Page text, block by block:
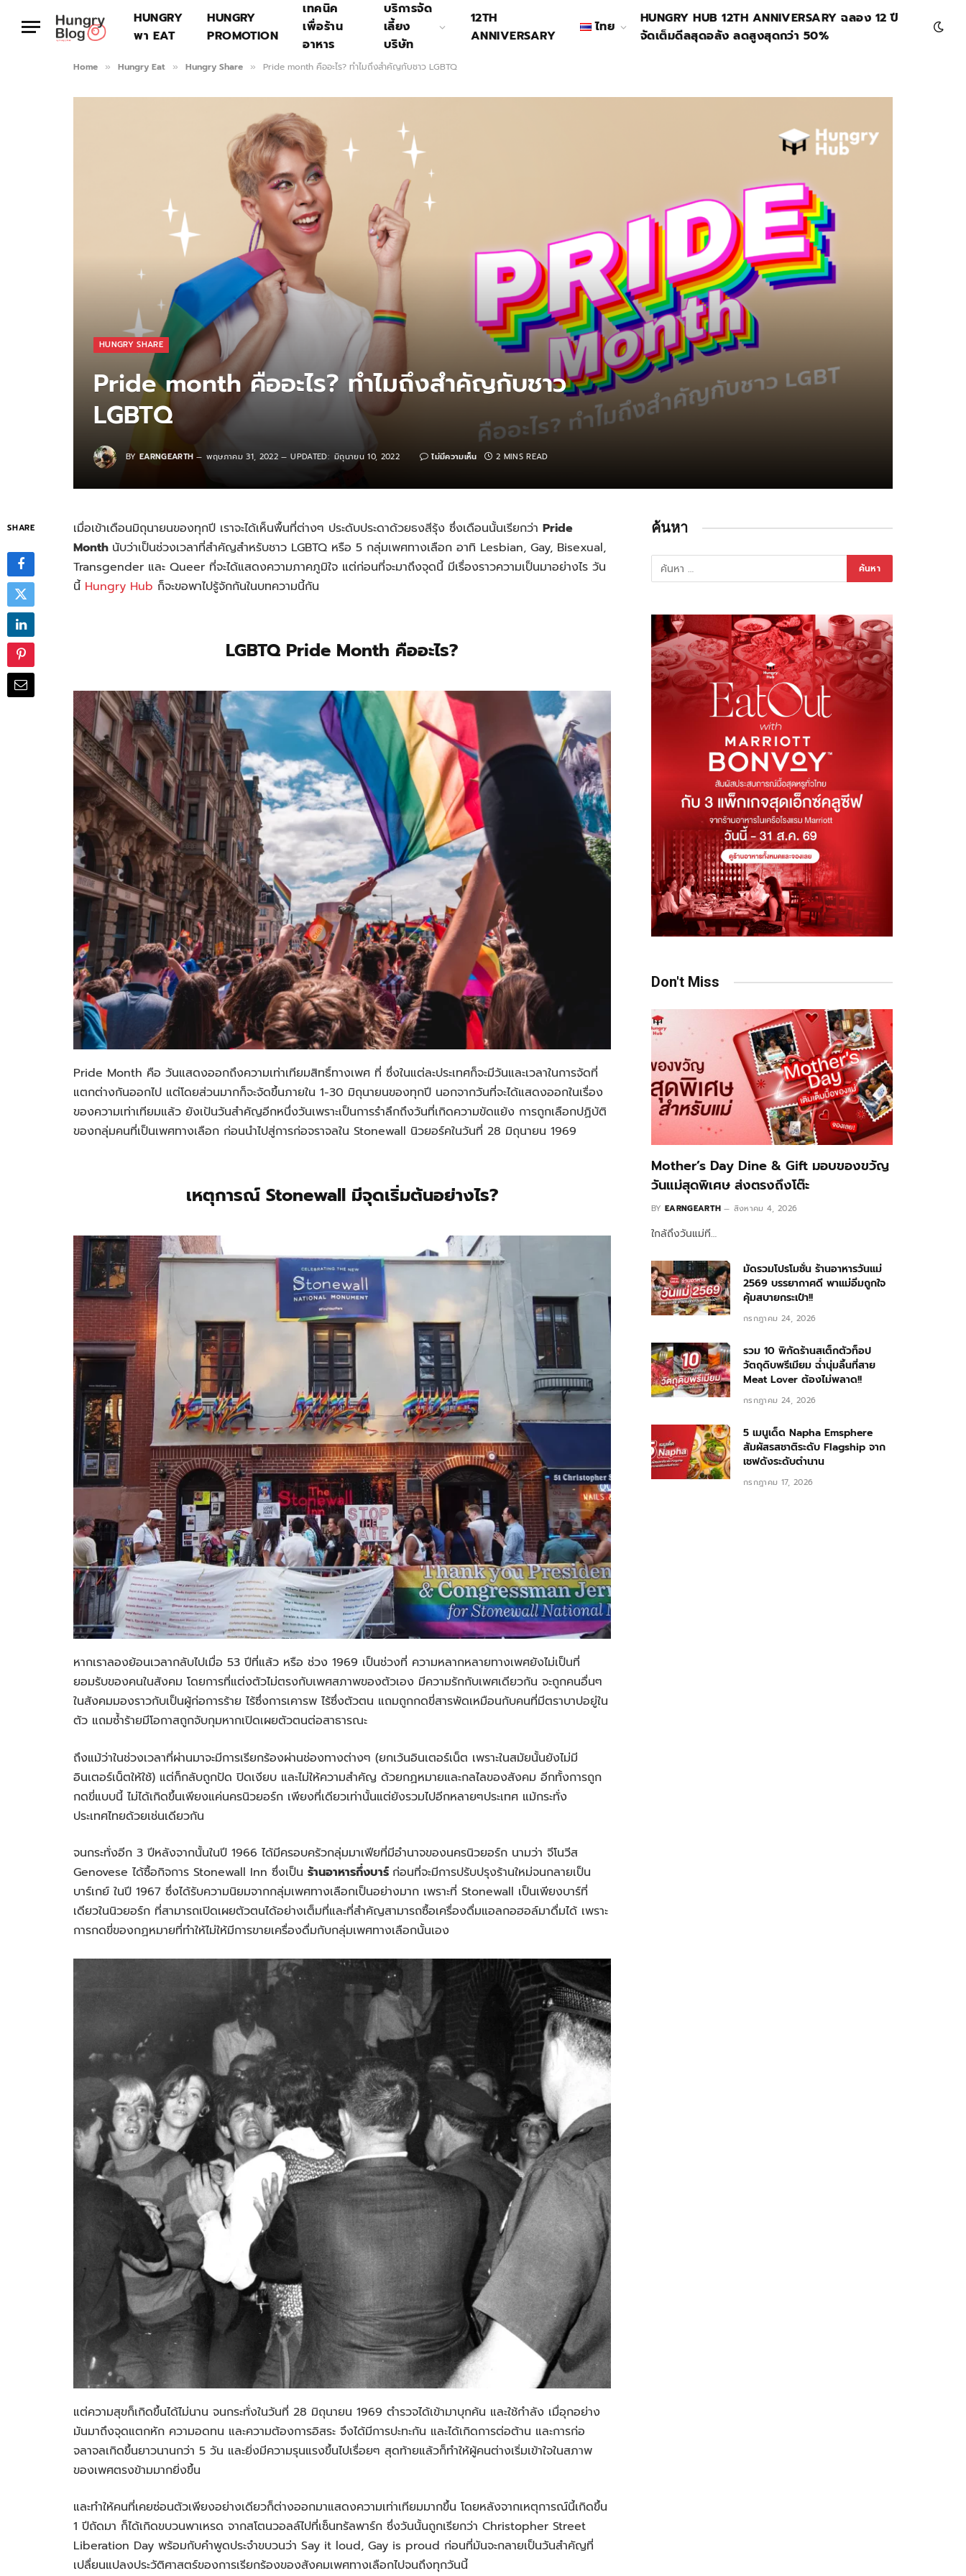
HUNGRY
พา EAT
HUNGRY
PROMOTION
เทคนิค
เพื่อร้าน
อาหาร
บริการจัด
เลี้ยง
บริษัท
12TH
ANNIVERSARY
ไทย
HUNGRY HUB 12TH ANNIVERSARY ฉลอง 12 ปี
จัดเต็มดีลสุดอลัง ลดสูงสุดกว่า 50%
Home » Hungry Eat » Hungry Share » Pride month คืออะไร? ทำไมถึงสำคัญกับชาว LGBTQ
HUNGRY SHARE
Pride month คืออะไร? ทำไมถึงสำคัญกับชาว
LGBTQ
BY EARNGEARTH พฤษภาคม 31, 2022 UPDATED: มิถุนายน 10, 2022 ไม่มีความเห็น 2 MINS READ
SHARE เมื่อเข้าเดือนมิถุนายนของทุกปี เราจะได้เห็นพื้นที่ต่างๆ ประดับประดาด้วยธงสีรุ้ง ซึ่งเดือนนั้นเรียกว่า Pride
Month นับว่าเป็นช่วงเวลาที่สำคัญสำหรับชาว LGBTQ หรือ 5 กลุ่มเพศทางเลือก อาทิ Lesbian, Gay, Bisexual,
Transgender และ Queer ที่จะได้แสดงความภาคภูมิใจ แต่ก่อนที่จะมาถึงจุดนี้ มีเรื่องราวความเป็นมาอย่างไร วัน
นี้ Hungry Hub ก็จะขอพาไปรู้จักกันในบทความนี้กัน
LGBTQ Pride Month คืออะไร?
Pride Month คือ วันแสดงออกถึงความเท่าเทียมสิทธิ์ทางเพศ ที่ ซึ่งในแต่ละประเทศก็จะมีวันและเวลาในการจัดที่
แตกต่างกันออกไป แต่โดยส่วนมากก็จะจัดขึ้นภายใน 1-30 มิถุนายนของทุกปี นอกจากวันที่จะได้แสดงออกในเรื่อง
ของความเท่าเทียมแล้ว ยังเป้นวันสำคัญอีกหนึ่งวันเพราะเป็นการรำลึกถึงวันที่เกิดความขัดแย้ง การถูกเลือกปฏิบัติ
ของกลุ่มคนที่เป็นเพศทางเลือก ก่อนนำไปสู่การก่อจราจลใน Stonewall นิวยอร์คในวันที่ 28 มิถุนายน 1969
เหตุการณ์ Stonewall มีจุดเริ่มต้นอย่างไร?
หากเราลองย้อนเวลากลับไปเมื่อ 53 ปีที่แล้ว หรือ ช่วง 1969 เป็นช่วงที่ ความหลากหลายทางเพศยังไม่เป็นที่
ยอมรับของคนในสังคม โดยการที่แต่งตัวไม่ตรงกับเพศสภาพของตัวเอง มีความรักกับเพศเดียวกัน จะถูกคนอื่นๆ
ในสังคมมองราวกับเป็นผู้ก่อการร้าย ไร้ซึ่งการเคารพ ไร้ซึ่งตัวตน แถมถูกกดขี่สารพัดเหมือนกับคนที่มีตราบาปอยู่ใน
ตัว แถมซ้ำร้ายมีโอกาสถูกจับกุมหากเปิดเผยตัวตนต่อสาธารณะ
ถึงแม้ว่าในช่วงเวลาที่ผ่านมาจะมีการเรียกร้องผ่านช่องทางต่างๆ (ยกเว้นอินเตอร์เน็ต เพราะในสมัยนั้นยังไม่มี
อินเตอร์เน็ตให้ใช้) แต่ก็กลับถูกปัด ปิดเงียบ และไม่ให้ความสำคัญ ด้วยกฏหมายและกลไลของสังคม อีกทั้งการถูก
กดขี่แบบนี้ ไม่ได้เกิดขึ้นเพียงแค่นครนิวยอร์ก เพียงที่เดียวเท่านั้นแต่ยังรวมไปอีกหลายๆประเทศ แม้กระทั่ง
ประเทศไทยด้วยเช่นเดียวกัน
จนกระทั่งอีก 3 ปีหลังจากนั้นในปี 1966 ได้มีครอบครัวกลุ่มมาเฟียที่มีอำนาจของนครนิวยอร์ก นามว่า จีโนวีส
Genovese ได้ซื้อกิจการ Stonewall Inn ซึ่งเป็น ร้านอาหารกึ่งบาร์ ก่อนที่จะมีการปรับปรุงร้านใหม่จนกลายเป็น
บาร์เกย์ ในปี 1967 ซึ่งได้รับความนิยมจากกลุ่มเพศทางเลือกเป็นอย่างมาก เพราะที่ Stonewall เป็นเพียงบาร์ที่
เดียวในนิวยอร์ก ที่สามารถเปิดเผยตัวตนได้อย่างเต็มที่และที่สำคัญสามารถซื้อเครื่องดื่มแอลกอฮอล์มาดื่มได้ เพราะ
การกดขี่ของกฏหมายที่ทำให้ไม่ให้มีการขายเครื่องดื่มกับกลุ่มเพศทางเลือกนั้นเอง
แต่ความสุขก็เกิดขึ้นได้ไม่นาน จนกระทั่งในวันที่ 28 มิถุนายน 1969 ตำรวจได้เข้ามาบุกค้น และใช้กำลัง เมื่อุกอย่าง
มันมาถึงจุดแตกหัก ความอดทน และความต้องการอิสระ จึงได้มีการปะทะกัน และได้เกิดการต่อต้าน และการก่อ
จลาจลเกิดขึ้นยาวนานกว่า 5 วัน และยิ่งมีความรุนแรงขึ้นไปเรื่อยๆ สุดท้ายแล้วก็ทำให้ผู้คนต่างเริ่มเข้าใจในสภาพ
ของเพศตรงข้ามมากยิ่งขึ้น
และทำให้คนที่เคยซ่อนตัวเพียงอย่างเดียวก็ต่างออกมาแสดงความเท่าเทียมมากขึ้น โดยหลังจากเหตุการณ์นี้เกิดขึ้น
1 ปีถัดมา ก็ได้เกิดขบวนพาเหรด จากสโตนวอลล์ไปที่เซ็นทรัลพาร์ก ซึ่งวันนั้นถูกเรียกว่า Christopher Street
Liberation Day พร้อมกับคำพูดประจำขบวนว่า Say it loud, Gay is proud ก่อนที่มันจะกลายเป็นวันสำคัญที่
เปลื่ยนแปลงประวัติศาสตร์ของการเรียกร้องของสังคมเพศทางเลือกไปจนถึงทุกวันนี้
ค้นหา
Don't Miss
Mother’s Day Dine & Gift มอบของขวัญ
วันแม่สุดพิเศษ ส่งตรงถึงโต๊ะ
BY EARNGEARTH สิงหาคม 4, 2026
ใกล้ถึงวันแม่ที…
มัดรวมโปรโมชั่น ร้านอาหารวันแม่
2569 บรรยากาศดี พาแม่อิ่มถูกใจ
คุ้มสบายกระเป๋า!!
กรกฎาคม 24, 2026
รวม 10 พิกัดร้านสเต็กตัวท็อป
วัตถุดิบพรีเมียม ฉ่ำนุ่มลิ้นที่สาย
Meat Lover ต้องไม่พลาด!!
กรกฎาคม 24, 2026
5 เมนูเด็ด Napha Emsphere
สัมผัสรสชาติระดับ Flagship จาก
เชฟดังระดับตำนาน
กรกฎาคม 17, 2026